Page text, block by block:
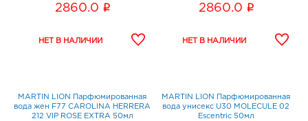
2860.0 i 2860.0 i
MARTIN LION Парфюмированная
вода жен F77 CAROLINA HERRERA
212 VIP ROSE EXTRA 50мл
MARTIN LION Парфюмированная
вода унисекс U30 MOLECULE 02
Escentric 50мл